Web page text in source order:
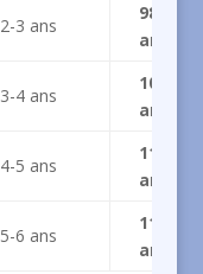
2-3 ans
98 (2 à
ans)
3-4 ans
104 (3
ans)
4-5 ans
110 (4
ans)
5-6 ans
116 (5
ans)